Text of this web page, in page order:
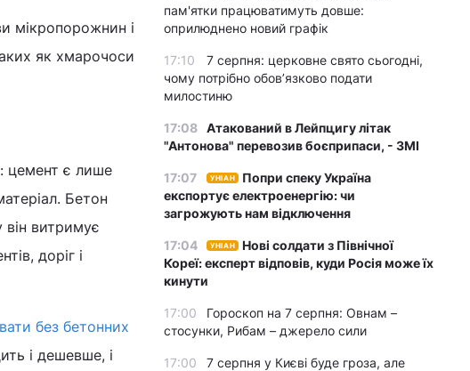
мікропорожнин і
як хмарочоси
цемент є лише
Бетон
витримує
доріг і
без бетонних
і дешевше, і
пам'ятки працюватимуть довше:
оприлюднено новий графік
17:10
7 серпня: церковне свято сьогодні,
чому потрібно обов’язково подати
милостиню
17:08 Атакований в Лейпцигу літак
"Антонова" перевозив боєприпаси, - ЗМІ
17:07 УНІАН
Попри спеку Україна
експортує електроенергію: чи
загрожують нам відключення
17:04 УНІАН
Нові солдати з Північної
Кореї: експерт відповів, куди Росія може їх
кинути
17:00
Гороскоп на 7 серпня: Овнам –
стосунки, Рибам – джерело сили
17:00
7 серпня у Києві буде гроза, але